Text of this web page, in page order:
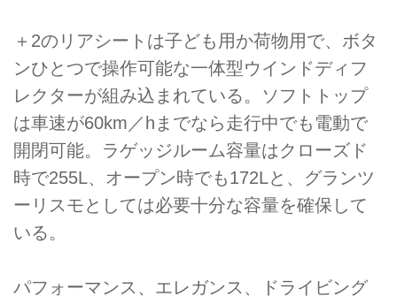
＋2のリアシートは子ども用か荷物用で、ボタ
ンひとつで操作可能な一体型ウインドディフ
レクターが組み込まれている。ソフトトップ
は車速が60km／hまでなら走行中でも電動で
開閉可能。ラゲッジルーム容量はクローズド
時で255L、オープン時でも172Lと、グランツ
ーリスモとしては必要十分な容量を確保して
いる。
パフォーマンス、エレガンス、ドライビング